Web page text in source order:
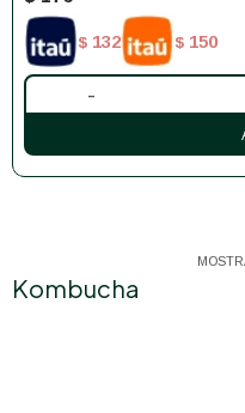
$ 132 $ 150
-
Kombucha